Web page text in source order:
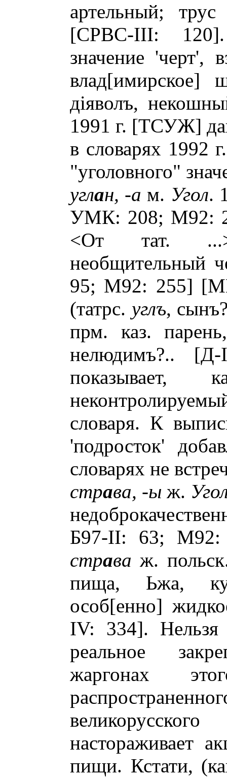
артельный;
[СРВС-III:
значение 'черт',
влад[имирское]
дiяволъ,
1991 г. [ТСУЖ]
в словарях 1992
"уголовного"
углан, -а м. Угол.
УМК: 208; М92:
<От тат.
необщительный
95; М92: 255]
(татрс. углъ,
прм. каз.
нелюдимъ?..
показывает,
словаря. К
'подросток'
словарях не
страва, -ы ж.
Б97-II: 63;
страва ж.
пища, Ьжа,
особ[енно]
IV: 334]. Нельзя
реальное
жаргонах
настораживает
пищи. Кстати,